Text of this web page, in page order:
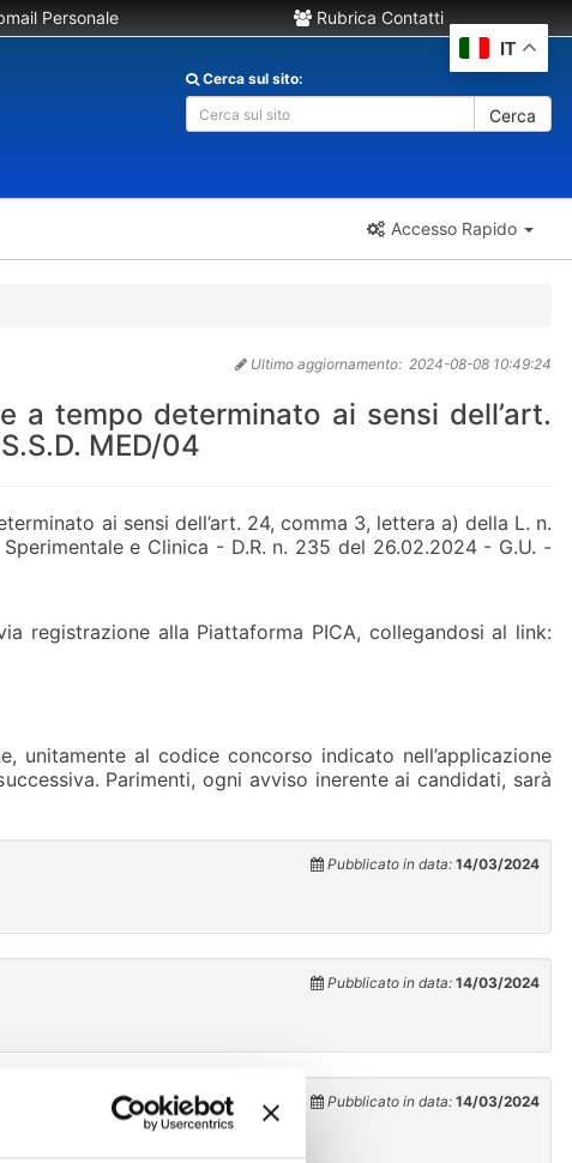
Personale Rubrica Contatti
Cerca sul sito:
Cerca
Accesso Rapido
Ultimo aggiornamento: 2024-08-08 10:49:24
a tempo determinato ai sensi dell’art.
MED/04
ai sensi dell’art. 24, comma 3, lettera a) della L. n.
e Clinica - D.R. n. 235 del 26.02.2024 - G.U. -
registrazione alla Piattaforma PICA, collegandosi al link:
al codice concorso indicato nell’applicazione
Parimenti, ogni avviso inerente ai candidati, sarà
Pubblicato in data: 14/03/2024
Pubblicato in data: 14/03/2024
Pubblicato in data: 14/03/2024
IT